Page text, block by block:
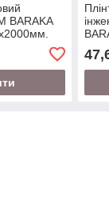
BARAKA